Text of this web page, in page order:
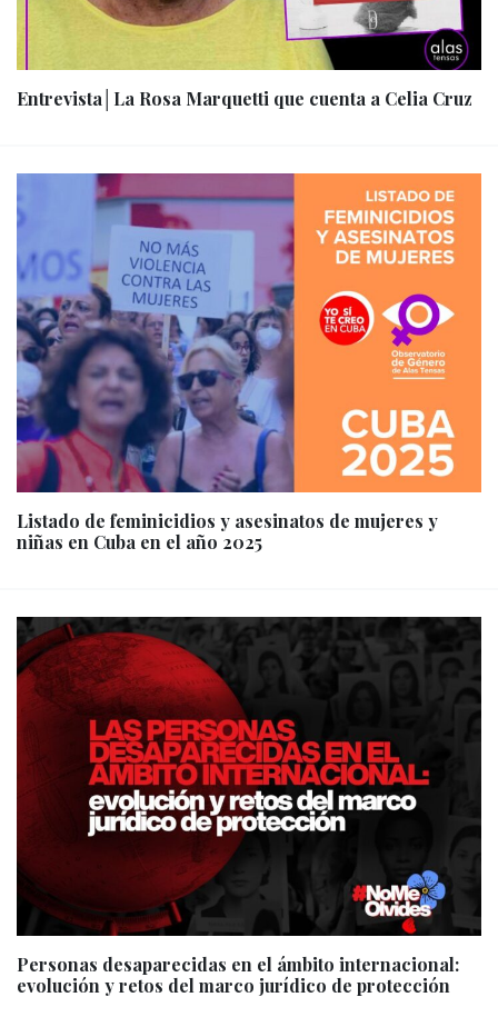
Entrevista│La Rosa Marquetti que cuenta a Celia Cruz
Listado de feminicidios y asesinatos de mujeres y
niñas en Cuba en el año 2025
Personas desaparecidas en el ámbito internacional:
evolución y retos del marco jurídico de protección